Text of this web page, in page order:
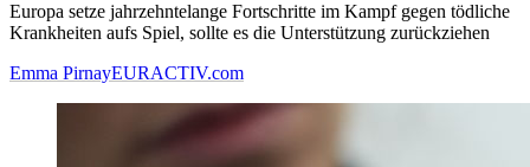
Europa setze jahrzehntelange Fortschritte im Kampf gegen tödliche
Krankheiten aufs Spiel, sollte es die Unterstützung zurückziehen
Emma PirnayEURACTIV.com